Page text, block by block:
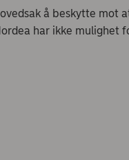
å beskytte mot
har ikke mulighet